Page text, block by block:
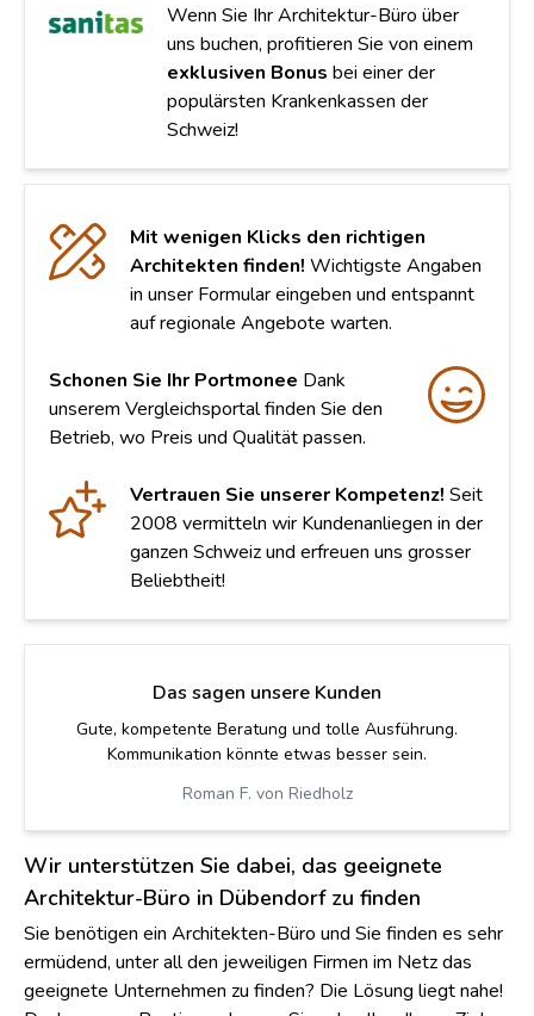
Wir unterstützen Sie dabei, das geeignete
Architektur-Büro in Dübendorf zu finden
Sie benötigen ein Architekten-Büro und Sie finden es sehr
ermüdend, unter all den jeweiligen Firmen im Netz das
geeignete Unternehmen zu finden? Die Lösung liegt nahe!
Wenn Sie Ihr Architektur-Büro über
uns buchen, profitieren Sie von einem
exklusiven Bonus bei einer der
populärsten Krankenkassen der
Schweiz!
Mit wenigen Klicks den richtigen
Architekten finden! Wichtigste Angaben
in unser Formular eingeben und entspannt
auf regionale Angebote warten.
Schonen Sie Ihr Portmonee Dank
unserem Vergleichsportal finden Sie den
Betrieb, wo Preis und Qualität passen.
Vertrauen Sie unserer Kompetenz! Seit
2008 vermitteln wir Kundenanliegen in der
ganzen Schweiz und erfreuen uns grosser
Beliebtheit!
Das sagen unsere Kunden
Wir haben einen super Architekten gefunden! Vielen
Dank!
Sandro L. von Beringen